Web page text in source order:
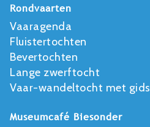
Rondvaarten
Vaaragenda
Fluistertochten
Bevertochten
Lange zwerftocht
Vaar-wandeltocht met gids
Museumcafé Biesonder